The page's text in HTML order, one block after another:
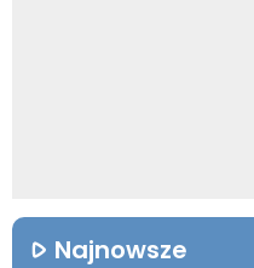
Najnowsze